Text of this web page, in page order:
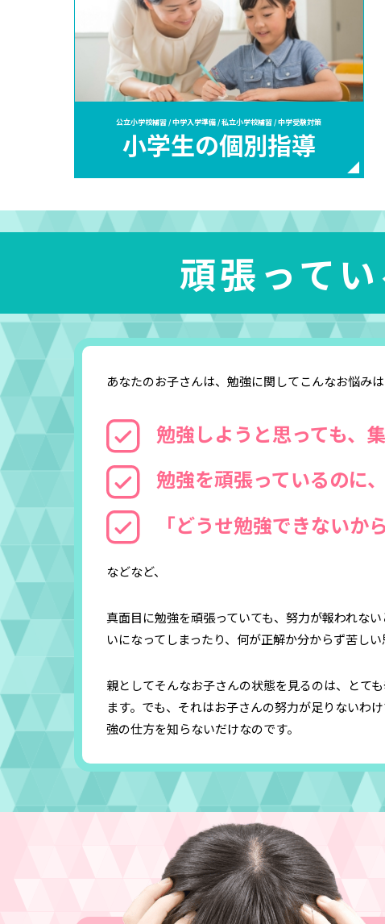
公立小学校補習 / 中学入学準備 / 私立小学校補習 / 中学受験対策
小学生の個別指導
頑張って
あなたのお子さんは、勉強に関してこんなお悩み
勉強しようと思っても、
勉強を頑張っているのに
「どうせ勉強できないか
などなど、
真面目に勉強を頑張っていても、努力が報われな
いになってしまったり、何が正解か分からず苦し
親としてそんなお子さんの状態を見るのは、とて
ます。でも、それはお子さんの努力が足りないわ
強の仕方を知らないだけなのです。